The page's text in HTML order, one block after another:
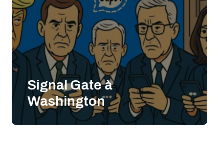
Signal Gate à
Washington